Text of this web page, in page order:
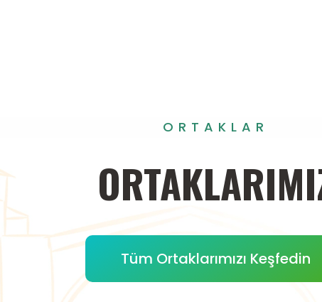
ORTAKLAR
Tüm Ortaklarımızı Keşfedin